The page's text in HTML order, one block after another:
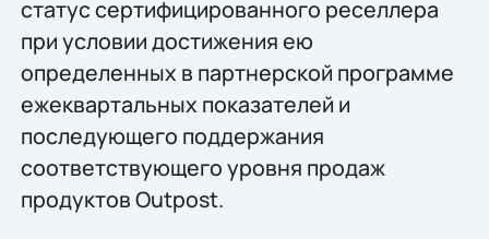
статус сертифицированного реселлера
при условии достижения ею
определенных в партнерской программе
ежеквартальных показателей и
последующего поддержания
соответствующего уровня продаж
продуктов Outpost.